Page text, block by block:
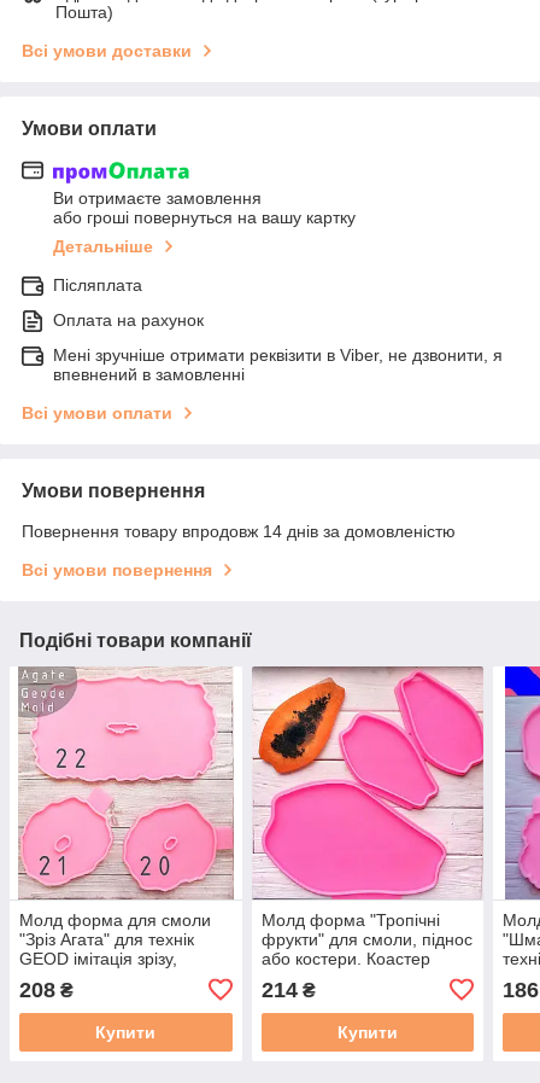
Пошта)
Всі умови доставки
Умови оплати
Ви отримаєте замовлення
або гроші повернуться на вашу картку
Детальніше
Післяплата
Оплата на рахунок
Мені зручніше отримати реквізити в Viber, не дзвонити, я
впевнений в замовленні
Всі умови оплати
Умови повернення
Повернення товару впродовж 14 днів за домовленістю
Всі умови повернення
Подібні товари компанії
Молд форма для смоли
"Зріз Агата" для технік
GEOD імітація зрізу,
208 ₴
Купити
Молд форма "Тропічні
фрукти" для смоли, піднос
або костери. Коастер
214₴
Купити
186